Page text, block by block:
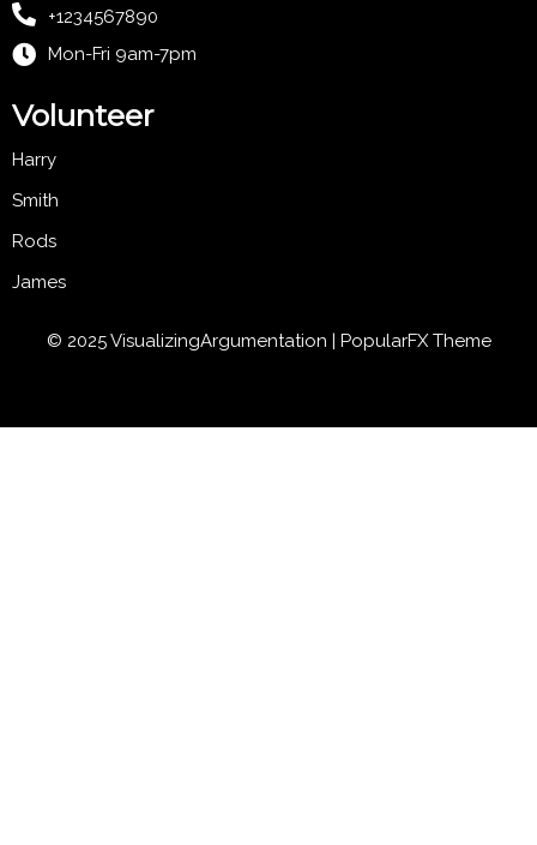
+1234567890
Mon-Fri 9am-7pm
Volunteer
Harry
Smith
Rods
James
© 2025 VisualizingArgumentation | PopularFX Theme